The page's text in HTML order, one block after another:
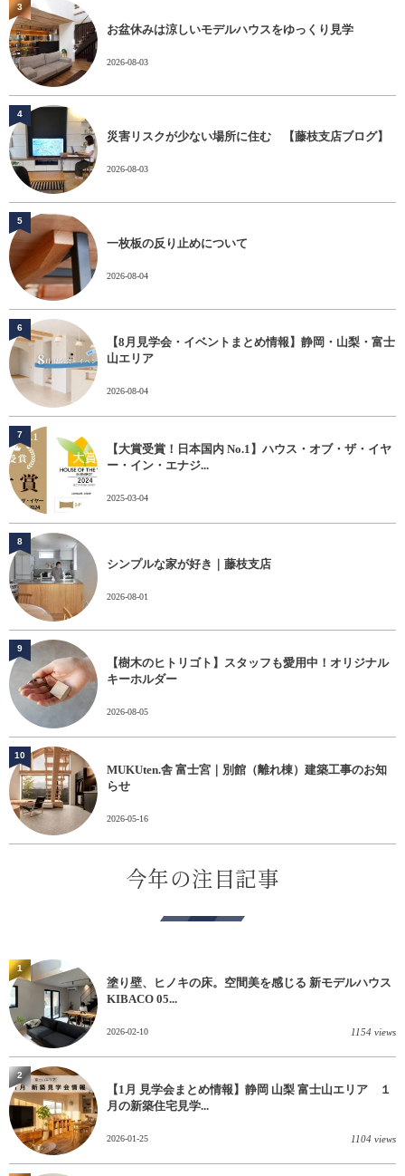
お盆休みは涼しいモデルハウスをゆっくり見学
2026-08-03
3
災害リスクが少ない場所に住む 【藤枝支店ブログ】
2026-08-03
4
一枚板の反り止めについて
2026-08-04
5
【8月見学会・イベントまとめ情報】静岡・山梨・富士
山エリア
2026-08-04
6
【大賞受賞！日本国内 No.1】ハウス・オブ・ザ・イヤ
ー・イン・エナジ...
2025-03-04
7
シンプルな家が好き｜藤枝支店
2026-08-01
8
【樹木のヒトリゴト】スタッフも愛用中！オリジナル
キーホルダー
2026-08-05
9
MUKUten.舎 富士宮｜別館（離れ棟）建築工事のお知
らせ
2026-05-16
10
今年の注目記事
塗り壁、ヒノキの床。空間美を感じる 新モデルハウス
KIBACO 05...
2026-02-10 1154 views
1
【1月 見学会まとめ情報】静岡 山梨 富士山エリア １
月の新築住宅見学...
2026-01-25 1104 views
2